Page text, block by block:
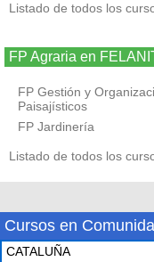
Listado de todos los
FP Agraria en
FP Gestión y
Paisajísticos
FP Jardinería
Listado de todos los
Cursos en
CATALUÑA